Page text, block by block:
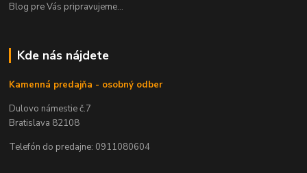
Blog pre Vás pripravujeme...
Kde nás nájdete
Kamenná predajňa - osobný odber
Dulovo námestie č.7
Bratislava 82108
Telefón do predajne: 0911080604